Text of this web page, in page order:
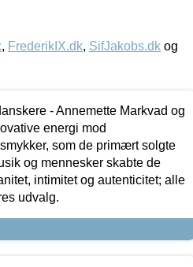
, FrederikIX.dk, SifJakobs.dk og
- Annemette Markvad og
energi mod
som de primært solgte
og mennesker skabte de
intimitet og autenticitet; alle
udvalg.